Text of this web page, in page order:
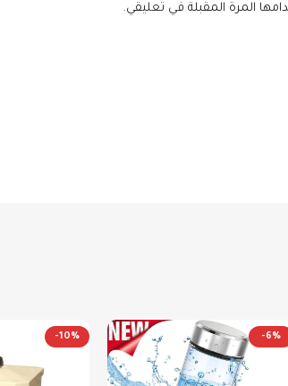
المرة المقبلة في تعليقي.
-6%
-10%